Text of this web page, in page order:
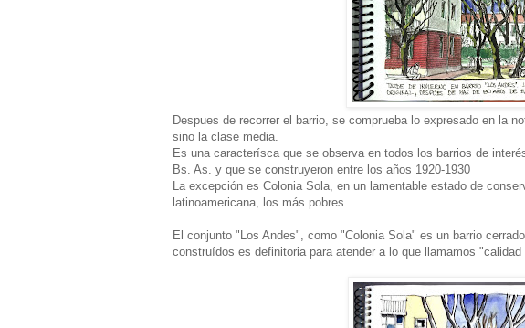
Despues de recorrer el barrio, se comprueba lo expresado en la
sino la clase media.
Es una caracterísca que se observa en todos los barrios de
Bs. As. y que se construyeron entre los años 1920-1930
La excepción es Colonia Sola, en un lamentable estado de
latinoamericana, los más pobres...
El conjunto "Los Andes", como "Colonia Sola" es un barrio
construídos es definitoria para atender a lo que llamamos "calidad